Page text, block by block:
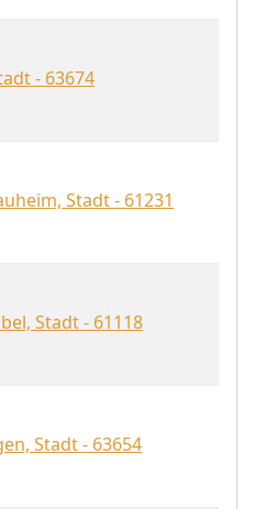
- 63674
Stadt - 61231
Stadt - 61118
Stadt - 63654